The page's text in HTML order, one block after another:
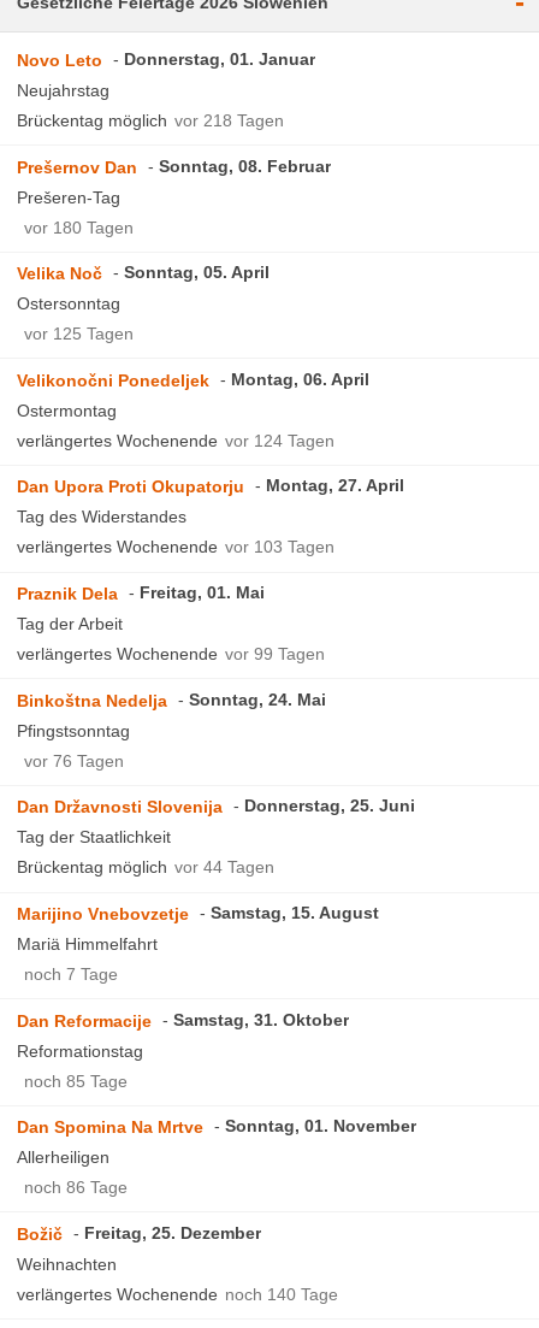
Novo Leto
Donnerstag, 01. Januar
Neujahrstag
Brückentag möglich vor 218 Tagen
Prešernov Dan
Sonntag, 08. Februar
Prešeren-Tag
vor 180 Tagen
Velika Noč
Sonntag, 05. April
Ostersonntag
vor 125 Tagen
Velikonočni Ponedeljek
Montag, 06. April
Ostermontag
verlängertes Wochenende vor 124 Tagen
Dan Upora Proti Okupatorju
Montag, 27. April
Tag des Widerstandes
verlängertes Wochenende vor 103 Tagen
Praznik Dela
Freitag, 01. Mai
Tag der Arbeit
verlängertes Wochenende vor 99 Tagen
Binkoštna Nedelja
Sonntag, 24. Mai
Pfingstsonntag
vor 76 Tagen
Dan Državnosti Slovenija
Donnerstag, 25. Juni
Tag der Staatlichkeit
Brückentag möglich vor 44 Tagen
Marijino Vnebovzetje
Samstag, 15. August
Mariä Himmelfahrt
noch 7 Tage
Dan Reformacije
Samstag, 31. Oktober
Reformationstag
noch 85 Tage
Dan Spomina Na Mrtve
Sonntag, 01. November
Allerheiligen
noch 86 Tage
Božič
Freitag, 25. Dezember
Weihnachten
verlängertes Wochenende noch 140 Tage